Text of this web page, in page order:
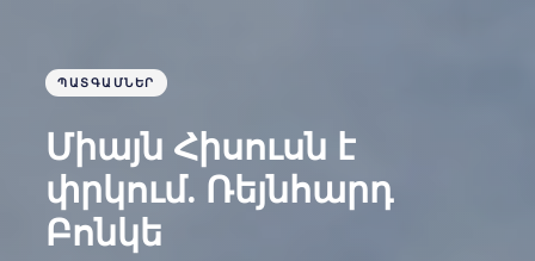
ՊԱՏԳԱՄՆԵՐ
Միայն Հիսուսն է
փրկում. Ռեյնհարդ
Բոնկե